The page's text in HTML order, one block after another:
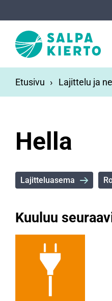
Etusivu Lajittelu ja
Hella
Lajitteluasema
Kuuluu